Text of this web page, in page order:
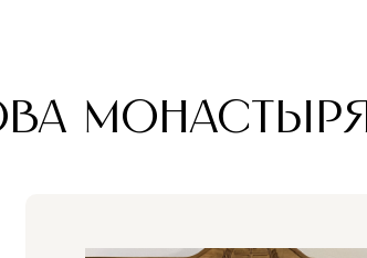
МОНАСТЫРЯ